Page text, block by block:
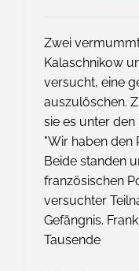
Zwei
Kalaschnikow
versucht, eine
auszulöschen.
sie es unter den
"Wir haben den
Beide standen
französischen
versuchter
Gefängnis.
Tausende